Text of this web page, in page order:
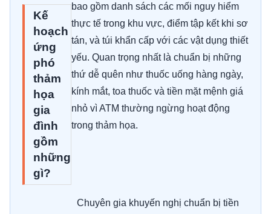
Kế
hoạch
ứng
phó
thảm
họa
gia
đình
gồm
những
gì?
bao gồm danh sách các mối nguy hiểm
thực tế trong khu vực, điểm tập kết khi sơ
tán, và túi khẩn cấp với các vật dụng thiết
yếu. Quan trọng nhất là chuẩn bị những
thứ dễ quên như thuốc uống hàng ngày,
kính mắt, toa thuốc và tiền mặt mệnh giá
nhỏ vì ATM thường ngừng hoạt động
trong thảm họa.
Chuyên gia khuyến nghị chuẩn bị tiền